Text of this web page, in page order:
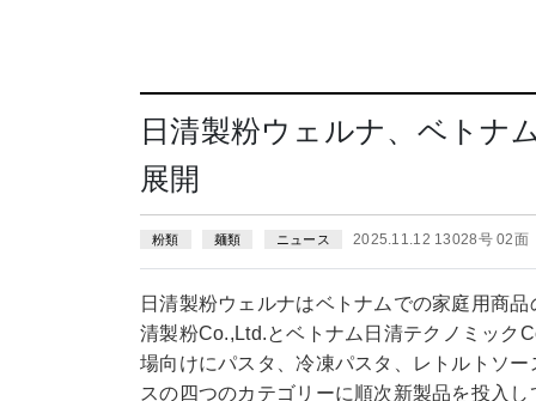
日清製粉ウェルナ、ベト
展開
粉類 麺類 ニュース 2025.11.12 13028号 02面
日清製粉ウェルナはベトナムでの家庭用商
清製粉Co.,Ltd.とベトナム日清テクノミック
場向けにパスタ、冷凍パスタ、レトルトソ
スの四つのカテゴリーに順次新製品を投入